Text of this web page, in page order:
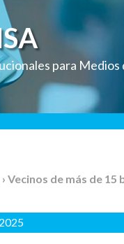
para Medios
› Vecinos de más de